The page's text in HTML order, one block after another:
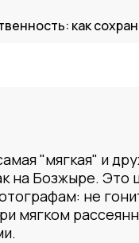
как
"мягкая" и
на Бозжыре. Это
не
мягком